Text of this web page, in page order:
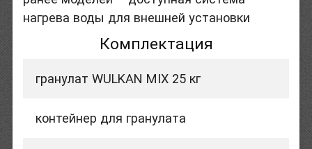
нагрева воды для внешней установки
Комплектация
гранулат WULKAN MIX 25 кг
контейнер для гранулата